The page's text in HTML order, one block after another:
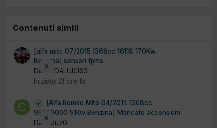
Contenuti simili
9
[alfa mito 07/2015 1368cc 16118 170Kw
Benzina] sensori tpms
Da MEDALUIGI63
Iniziato 21 ore fa
6
[Alfa Romeo Mito 04/2014 1368cc
955A9000 51Kw Benzina] Mancate accensioni
Da Clau70